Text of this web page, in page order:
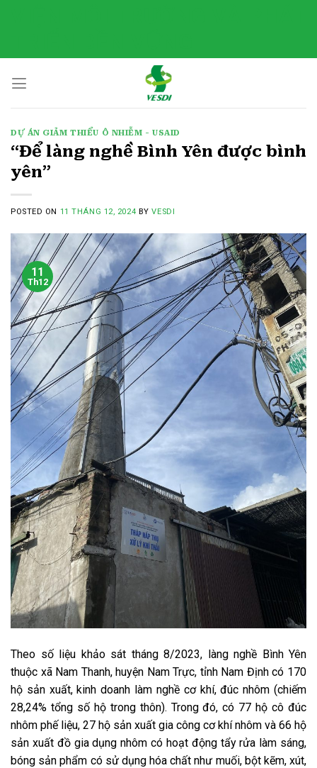
DỰ ÁN GIẢM THIỂU Ô NHIỄM - USAID
“Để làng nghề Bình Yên được bình
yên”
POSTED ON 11 THÁNG 12, 2024 BYVESDI
11
Th12
Theo số liệu khảo sát tháng 8/2023, làng nghề Bình Yên
thuộc xã Nam Thanh, huyện Nam Trực, tỉnh Nam Định có 170
hộ sản xuất, kinh doanh làm nghề cơ khí, đúc nhôm (chiếm
28,24% tổng số hộ trong thôn). Trong đó, có 77 hộ cô đúc
nhôm phế liệu, 27 hộ sản xuất gia công cơ khí nhôm và 66 hộ
sản xuất đồ gia dụng nhôm có hoạt động tẩy rửa làm sáng,
bóng sản phẩm có sử dụng hóa chất như muối, bột kẽm, xút,